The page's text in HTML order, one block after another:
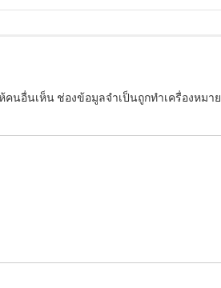
คนอื่นเห็น ช่องข้อมูลจำเป็นถูกทำเครื่องหมาย